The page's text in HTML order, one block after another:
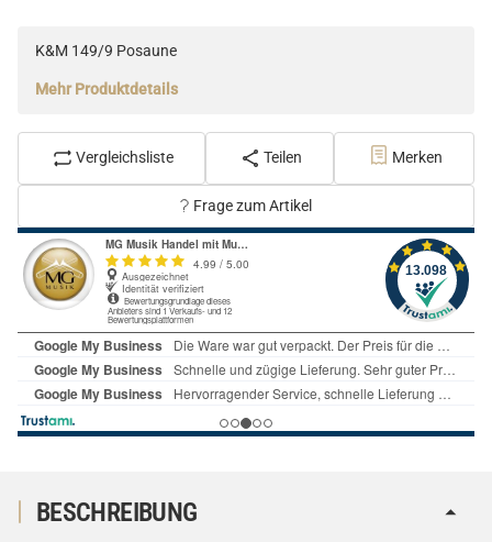
K&M 149/9 Posaune
Mehr Produktdetails
Vergleichsliste Teilen Merken
Frage zum Artikel
BESCHREIBUNG